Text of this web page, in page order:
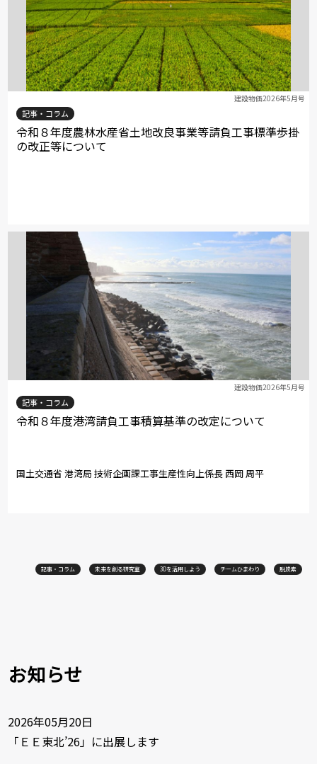
建設物価2026年5月号
記事・コラム
令和８年度農林水産省土地改良事業等請負工事標準歩掛
の改正等について
建設物価2026年5月号
記事・コラム
令和８年度港湾請負工事積算基準の改定について
国土交通省 港湾局 技術企画課工事生産性向上係長 西岡 周平
記事・コラム 未来を創る研究室 3Dを活用しよう チームひまわり 脱炭素
お知らせ
2026年05月20日
「ＥＥ東北’26」に出展します